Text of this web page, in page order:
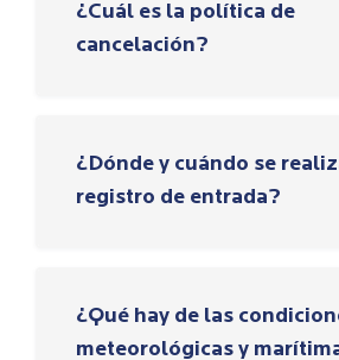
¿Cuál es la política de
cancelación?
¿Dónde y cuándo se
registro de entrada?
¿Qué hay de las
meteorológicas y